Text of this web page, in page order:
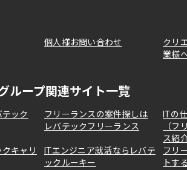
個人様お問い合わせ
クリ
業様
ループ関連サイト一覧
ック
フリーランスの案件探しは
レバテックフリーランス
ITの
（フ
ス紹
キャリ
ITエンジニア就活ならレバテ
ックルーキー
フリ
トす